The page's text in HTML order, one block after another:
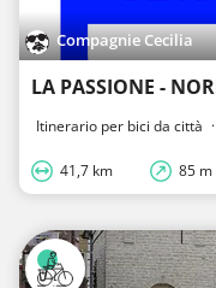
Compagnie Cecilia
Itinerario per bici da città ·
41,7 km 85 m